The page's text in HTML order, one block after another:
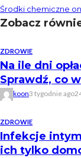
Środki chemiczne
Zobacz
ZDROWIE
Na ile dni
Sprawdź, co
koon3 tygodnie ago
ZDROWIE
Infekcje
ich tylko